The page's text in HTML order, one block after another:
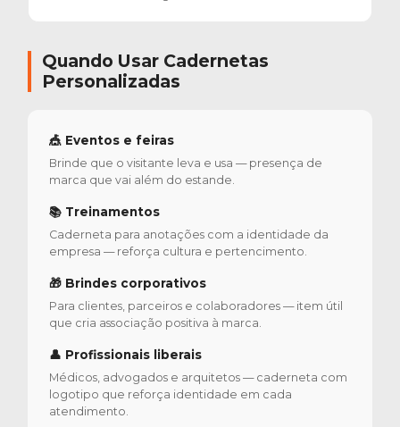
Quando Usar Cadernetas
Personalizadas
🎪 Eventos e feiras
Brinde que o visitante leva e usa — presença de
marca que vai além do estande.
📚 Treinamentos
Caderneta para anotações com a identidade da
empresa — reforça cultura e pertencimento.
🎁 Brindes corporativos
Para clientes, parceiros e colaboradores — item útil
que cria associação positiva à marca.
👤 Profissionais liberais
Médicos, advogados e arquitetos — caderneta com
logotipo que reforça identidade em cada
atendimento.